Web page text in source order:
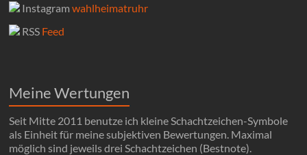
Instagramwahlheimatruhr
RSS Feed
Meine Wertungen
Seit Mitte 2011 benutze ich kleine Schachtzeichen-Symbole
als Einheit für meine subjektiven Bewertungen. Maximal
möglich sind jeweils drei Schachtzeichen (Bestnote).